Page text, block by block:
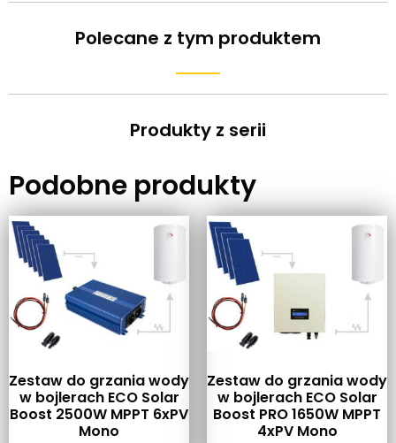
Polecane z tym produktem
Produkty z serii
Podobne produkty
Zestaw do grzania wody
w bojlerach ECO Solar
Boost 2500W MPPT 6xPV
Mono
Zestaw do grzania wody
w bojlerach ECO Solar
Boost PRO 1650W MPPT
4xPV Mono